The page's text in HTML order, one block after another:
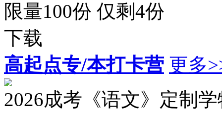
限量100份 仅剩4份
下载
高起点专/本打卡营 更多
2026成考《语文》定制